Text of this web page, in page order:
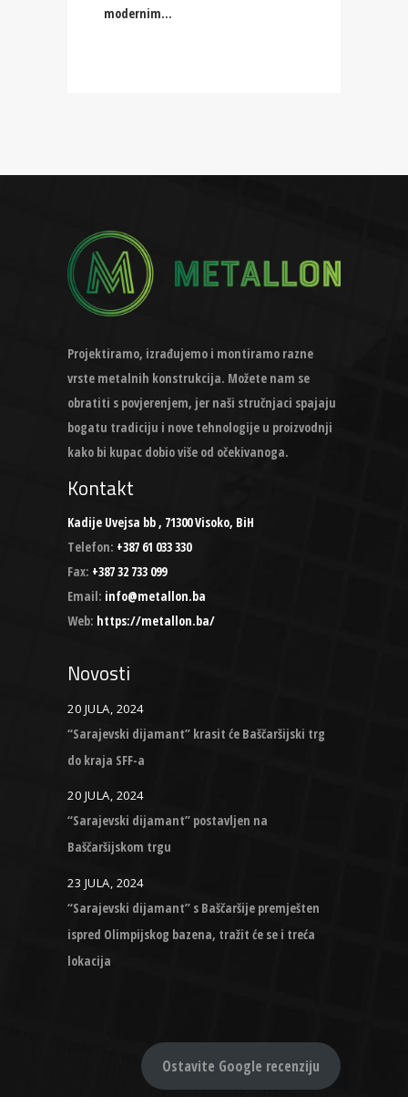
modernim
Projektiramo, izrađujemo i montiramo razne
vrste metalnih konstrukcija. Možete nam se
obratiti s povjerenjem, jer naši stručnjaci spajaju
bogatu tradiciju i nove tehnologije u proizvodnji
kako bi kupac dobio više od očekivanoga.
Kontakt
Kadije Uvejsa bb , 71300 Visoko, BiH
Telefon: +387 61 033 330
Fax: +387 32 733 099
Email: info@metallon.ba
Web: https://metallon.ba/
Novosti
20 JULA, 2024
“Sarajevski dijamant” krasit će Baščaršijski trg
do kraja SFF-a
20 JULA, 2024
“Sarajevski dijamant” postavljen na
Baščaršijskom trgu
23 JULA, 2024
“Sarajevski dijamant” s Baščaršije premješten
ispred Olimpijskog bazena, tražit će se i treća
lokacija
Ostavite Google recenziju